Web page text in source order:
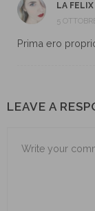
LA
5
Prima ero
LEAVE A